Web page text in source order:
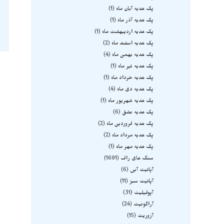
پک هدیه آبان ماه
1
پک هدیه آذر ماه
1
پک هدیه اردیبهشت ماه
1
پک هدیه اسفند ماه
2
پک هدیه بهمن ماه
4
پک هدیه تیر ماه
1
پک هدیه خرداد ماه
1
پک هدیه دی ماه
4
پک هدیه شهریور ماه
1
پک هدیه عشق
6
پک هدیه فروردین ماه
2
پک هدیه مرداد ماه
2
پک هدیه مهر ماه
1
سنگ های راف
1691
آپاتیت آبی
6
آپاتیت سبز 11
آپوفیلیت
31
آراگونیت
24
آزوریت
15